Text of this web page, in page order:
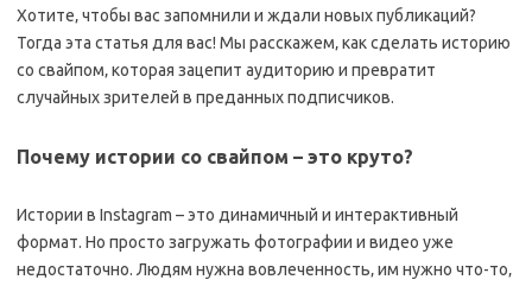
Хотите‚ чтобы вас запомнили и ждали новых публикаций?
Тогда эта статья для вас! Мы расскажем‚ как сделать историю
со свайпом‚ которая зацепит аудиторию и превратит
случайных зрителей в преданных подписчиков.
Почему истории со свайпом – это круто?
Истории в Instagram – это динамичный и интерактивный
формат. Но просто загружать фотографии и видео уже
недостаточно. Людям нужна вовлеченность‚ им нужно что-то‚